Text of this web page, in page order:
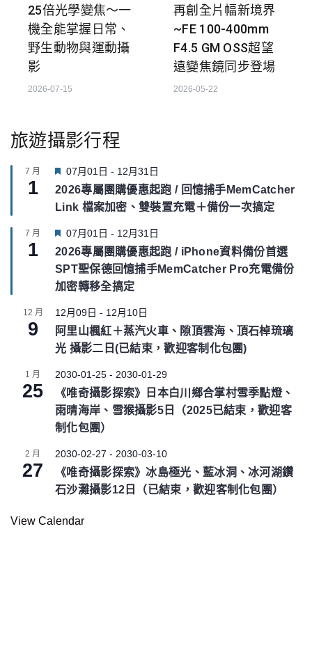
25倍光學變焦～一
機全能掌握日常、
野生動物與運動攝
影
2026-07-15
再創全片幅新境界
~FE 100-400mm
F4.5 GM OSS超望
遠變焦鏡同步登場
2026-05-22
旅遊攝影行程
7 月
1
F
e
a
t
r
e
d
07月01日 - 12月31日
2026專屬團購優惠起跑 / 回憶捕手MemCatcher
Link 檔案加密、雙裝置充電＋備份一次搞定
7 月
1
F
e
a
t
u
e
d
07月01日 - 12月31日
2026專屬團購優惠起跑 / iPhone資料備份首選
SPT聖保德回憶捕手MemCatcher Pro充電備份
加密轉移全搞定
12 月
9
12月09日 - 12月10日
阿里山楓紅＋蒸汽火車、隙頂雲海、頂石棹琉璃
光 攝影二日(已結束，歡迎客制化包團)
1 月
25
2030-01-25 - 2030-01-29
《唯奇攝影探索》日本白川鄉合掌村雪季點燈、
雨晴海岸、雪猴攝影5日（2025已結束，歡迎客
制化包團）
2 月
27
2030-02-27 - 2030-03-10
《唯奇攝影探索》冰島極光、藍冰洞、冰河湖鑽
石沙灘攝影12日（已結束，歡迎客制化包團）
View Calendar